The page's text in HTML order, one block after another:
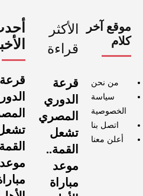
موقع آخر
كلام
من نحن
سياسة
الخصوصية
اتصل بنا
أعلن معنا
الأكثر
قراءة
قرعة
الدوري
المصري
تشعل
القمة..
موعد
مباراة
قرعة
موعد